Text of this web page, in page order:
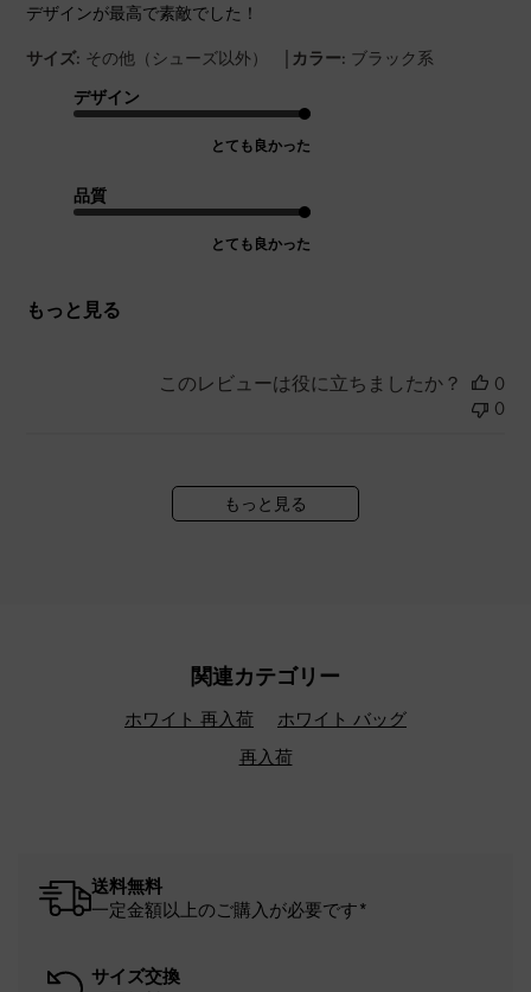
デザインが最高で素敵でした！
サイズ: その他（シューズ以外） | カラー: ブラック系
デザイン
とても良かった
品質
とても良かった
もっと見る
このレビューは役に立ちましたか？
0
0
もっと見る
関連カテゴリー
ホワイト 再入荷
ホワイト バッグ
再入荷
送料無料
一定金額以上のご購入が必要です*
サイズ交換